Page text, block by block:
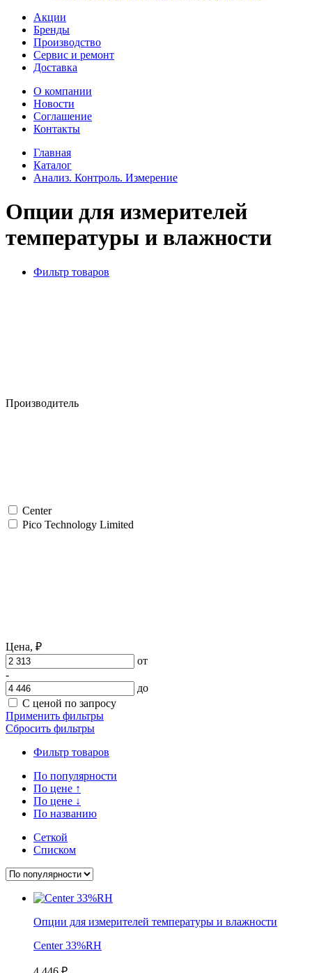
Акции
Бренды
Производство
Сервис и ремонт
Доставка
О компании
Новости
Соглашение
Контакты
Главная
Каталог
Анализ. Контроль. Измерение
Опции для измерителей
температуры и влажности
Фильтр товаров
Производитель
Center
Pico Technology Limited
Цена, ₽
от
-
до
С ценой по запросу
Применить фильтры
Сбросить фильтры
Фильтр товаров
По популярности
По цене ↑
По цене ↓
По названию
Сеткой
Списком
Опции для измерителей температуры и влажности
Center 33%RH